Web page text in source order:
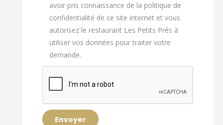
avoir pris connaissance de la politique de
confidentialité de ce site internet et vous
autorisez le restaurant Les Petits Prés à
utiliser vos données pour traiter votre
demande.